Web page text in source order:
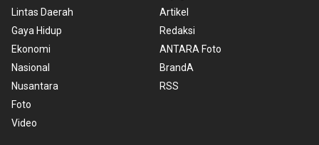
Lintas Daerah
Gaya Hidup
Ekonomi
Nasional
Nusantara
Foto
Video
Artikel
Redaksi
ANTARA Foto
BrandA
RSS